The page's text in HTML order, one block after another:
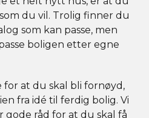
du vil. Trolig finner du
som kan passe, men
boligen etter egne
at du skal bli fornøyd,
fra idé til ferdig bolig. Vi
gode råd for at du skal få